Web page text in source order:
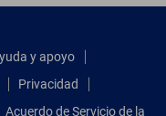
y apoyo
Privacidad
Acuerdo de Servicio de la